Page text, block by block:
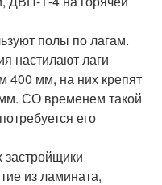
полы по лагам.
настилают лаги
400 мм, на них крепят
СО временем такой
его
из ламината,